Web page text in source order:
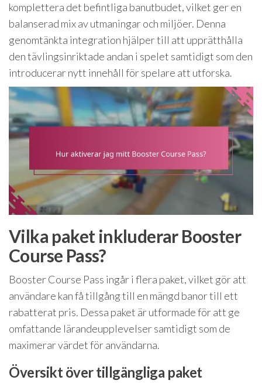
komplettera det befintliga banutbudet, vilket ger en
balanserad mix av utmaningar och miljöer. Denna
genomtänkta integration hjälper till att upprätthålla
den tävlingsinriktade andan i spelet samtidigt som den
introducerar nytt innehåll för spelare att utforska.
Vilka paket inkluderar Booster
Course Pass?
Booster Course Pass ingår i flera paket, vilket gör att
användare kan få tillgång till en mängd banor till ett
rabatterat pris. Dessa paket är utformade för att ge
omfattande lärandeupplevelser samtidigt som de
maximerar värdet för användarna.
Översikt över tillgängliga paket